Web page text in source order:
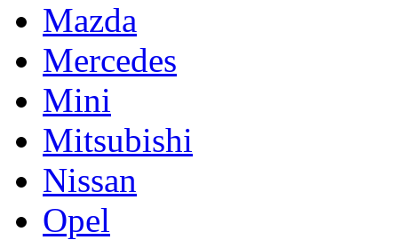
Mazda
Mercedes
Mini
Mitsubishi
Nissan
Opel